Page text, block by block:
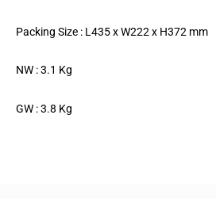
Packing Size : L435 x W222 x H372 mm
NW : 3.1 Kg
GW : 3.8 Kg